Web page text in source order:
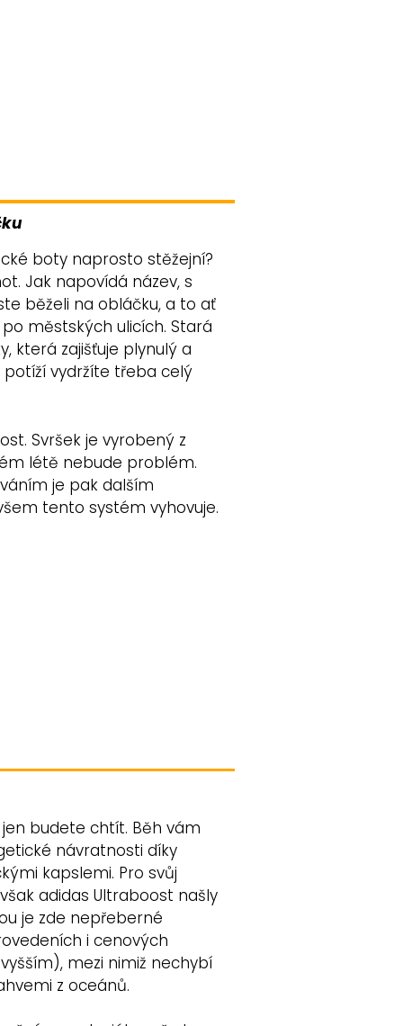
boty naprosto stěžejní?
Jak napovídá název, s
běželi na obláčku, a to ať
městských ulicích. Stará
která zajišťuje plynulý a
vydržíte třeba celý
Svršek je vyrobený z
létě nebude problém.
je pak dalším
tento systém vyhovuje.
budete chtít. Běh vám
návratnosti díky
kapslemi. Pro svůj
adidas Ultraboost našly
je zde nepřeberné
i cenových
mezi nimiž nechybí
z oceánů.